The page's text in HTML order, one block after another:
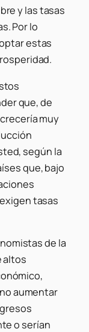
y las tasas
Por lo
estas
que, de
muy
según la
que, bajo
tasas
de la
altos
aumentar
o serían